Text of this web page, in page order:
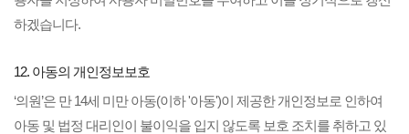
하겠습니다.
12. 아동의 개인정보보호
‘의원’은 만 14세 미만 아동(이하 '아동')이 제공한 개인정보로 인하여
아동 및 법정 대리인이 불이익을 입지 않도록 보호 조치를 취하고 있